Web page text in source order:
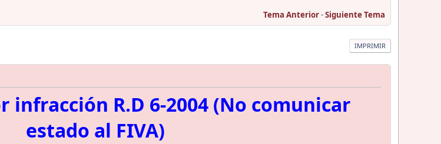
Tema Anterior-Siguiente Tema
IMPRIMIR
infracción R.D 6-2004 (No comunicar
estado al FIVA)